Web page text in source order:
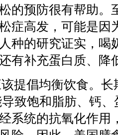
的预防很有帮助。
症高发，可能是因
种的研究证实，喝
有补充蛋白质、降
提倡均衡饮食。长
致饱和脂肪、钙
系统的抗氧化作用